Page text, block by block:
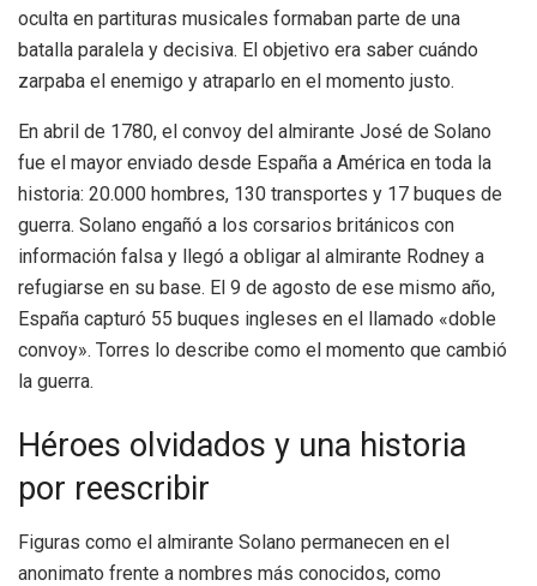
oculta en partituras musicales formaban parte de una
batalla paralela y decisiva. El objetivo era saber cuándo
zarpaba el enemigo y atraparlo en el momento justo.
En abril de 1780, el convoy del almirante José de Solano
fue el mayor enviado desde España a América en toda la
historia: 20.000 hombres, 130 transportes y 17 buques de
guerra. Solano engañó a los corsarios británicos con
información falsa y llegó a obligar al almirante Rodney a
refugiarse en su base. El 9 de agosto de ese mismo año,
España capturó 55 buques ingleses en el llamado «doble
convoy». Torres lo describe como el momento que cambió
la guerra.
Héroes olvidados y una historia
por reescribir
Figuras como el almirante Solano permanecen en el
anonimato frente a nombres más conocidos, como